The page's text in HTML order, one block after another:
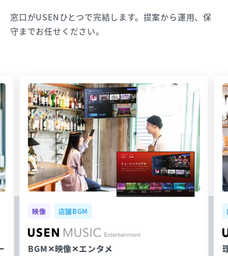
窓口がUSENひとつで完結します。提案から運用、保
守までお任せください。
映像 店舗BGM
BGM✕映像✕エンタメ